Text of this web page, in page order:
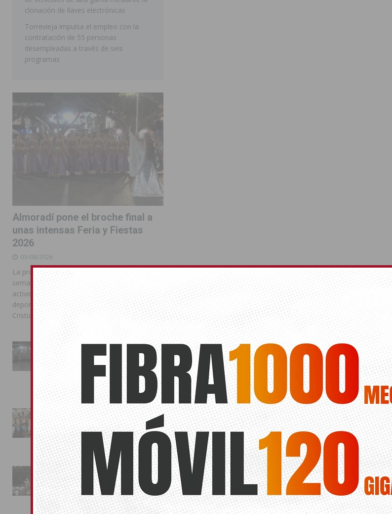
clonación de llaves electrónicas
Torrevieja impulsa el empleo con la
contratación de 55 personas
desempleadas a través de seis
programas
Almoradí pone el broche final a
unas intensas Feria y Fiestas
2026
03/08/2026
La programación reunió durante más de una
semana actos institucionales, conciertos,
actividades familiares, competiciones
deportivas y las celebraciones de Moros y
Cristianos
La Entrada Cristiana llena de
esplendor las calles de
Almoradí en una multitudinaria
jornada festera
02/08/2026
La magia de la Entrada Mora
conquista las calles de
Almoradí
01/08/2026
La fiesta se adueña de
Almoradí con la presentación
de los cargos festeros y la
toma del castillo
31/07/2026